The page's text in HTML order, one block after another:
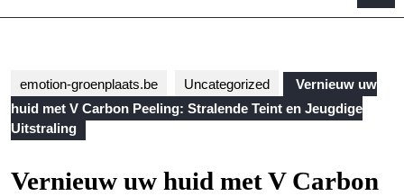
emotion-groenplaats.be Uncategorized
Vernieuw uw
huid met V Carbon Peeling: Stralende Teint en Jeugdige
Uitstraling
Vernieuw uw huid met V Carbon